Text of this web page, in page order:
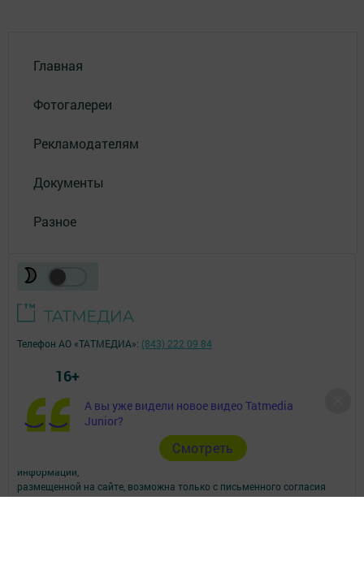
Главная
Фотогалереи
Рекламодателям
Документы
Разное
А вы уже видели новое видео Tatmedia
Junior?
Cмотреть
© 2011 - 2026. Посинформ. Все права защищены.
© ТАТМЕДИА. Все материалы, размещенные на сайте, защищены
Перепечатка, воспроизведение и распространение в любом объеме
информации,
размещенной на сайте, возможна только с письменного согласия
редакций СМИ.
Телефон АО «ТАТМЕДИА»: (843) 222 09 84
16+